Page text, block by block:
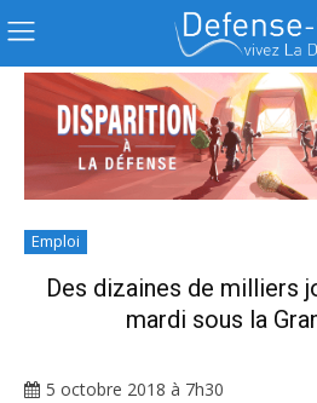
Emploi
Des dizaines de milliers
mardi sous la
5 octobre 2018 à 7h30